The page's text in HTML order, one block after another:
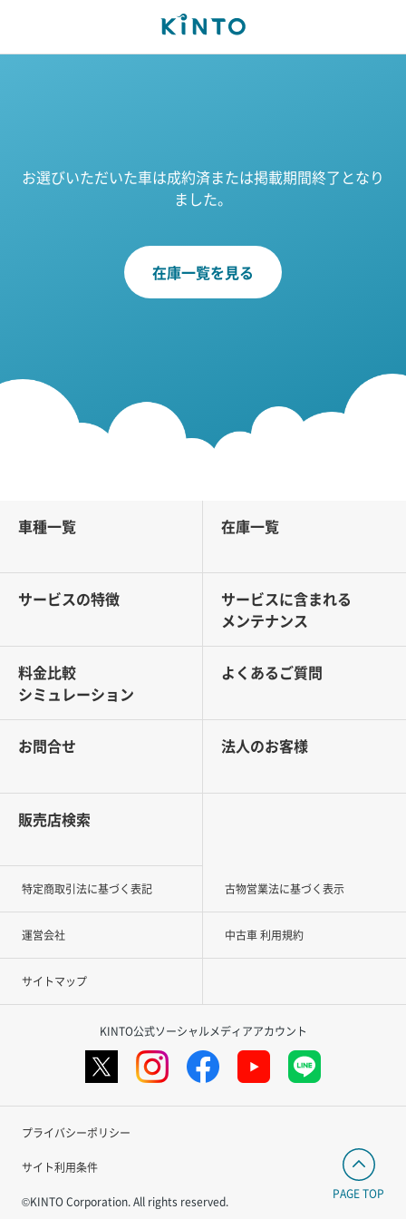
お選びいただいた車は成約済または掲載期間終了となり
ました。
在庫一覧を見る
車種一覧 在庫一覧
サービスの特徴
サービスに含まれる
メンテナンス
料金比較
シミュレーション
よくあるご質問
お問合せ 法人のお客様
販売店検索
特定商取引法に基づく表記 古物営業法に基づく表示
運営会社 中古車 利用規約
サイトマップ
KINTO公式ソーシャルメディアアカウント
プライバシーポリシー
サイト利用条件
©KINTO Corporation. All rights reserved.
PAGE TOP